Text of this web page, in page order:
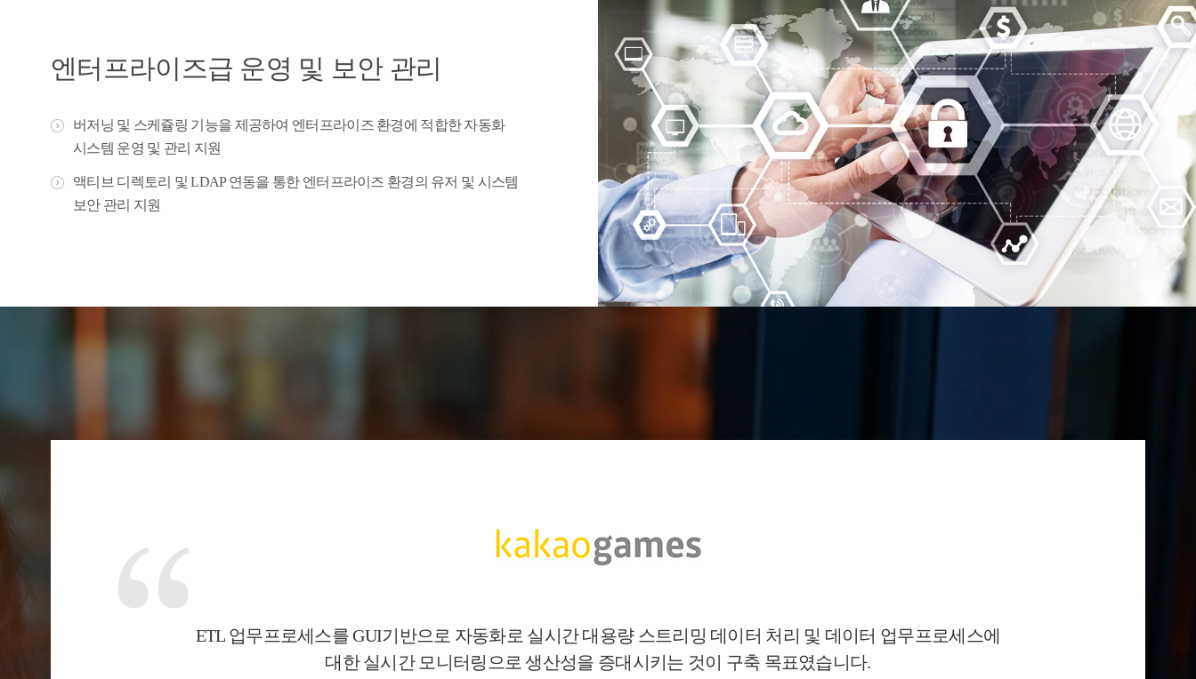
엔터프라이즈급 운영 및 보안 관리
버저닝 및 스케쥴링 기능을 제공하여 엔터프라이즈 환경에 적합한 자동화
시스템 운영 및 관리 지원
액티브 디렉토리 및 LDAP 연동을 통한 엔터프라이즈 환경의 유저 및 시스템
보안 관리 지원
ETL 업무프로세스를 GUI기반으로 자동화로 실시간 대용량 스트리밍 데이터 처리 및 데이터 업무프로세스에
대한 실시간 모니터링으로 생산성을 증대시키는 것이 구축 목표였습니다.